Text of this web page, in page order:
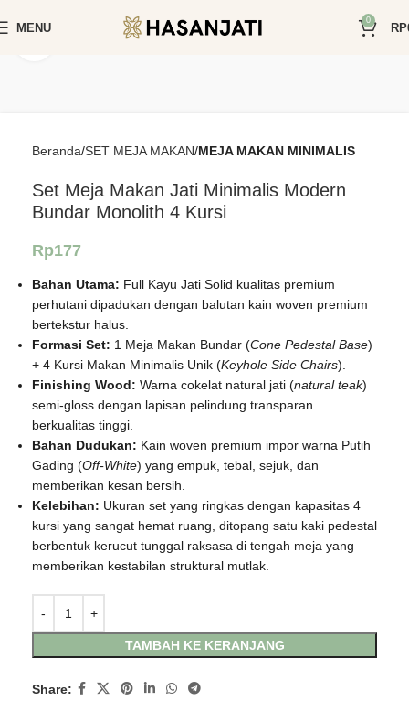
MENU
0
RP
Click to enlarge
Beranda SET MEJA MAKAN MEJA MAKAN MINIMALIS
Set Meja Makan Jati Minimalis Modern
Bundar Monolith 4 Kursi
Rp177
Bahan Utama: Full Kayu Jati Solid kualitas premium
perhutani dipadukan dengan balutan kain woven premium
bertekstur halus.
Formasi Set: 1 Meja Makan Bundar (Cone Pedestal Base)
+ 4 Kursi Makan Minimalis Unik (Keyhole Side Chairs).
Finishing Wood: Warna cokelat natural jati (natural teak)
semi-gloss dengan lapisan pelindung transparan
berkualitas tinggi.
Bahan Dudukan: Kain woven premium impor warna Putih
Gading (Off-White) yang empuk, tebal, sejuk, dan
memberikan kesan bersih.
Kelebihan: Ukuran set yang ringkas dengan kapasitas 4
kursi yang sangat hemat ruang, ditopang satu kaki pedestal
berbentuk kerucut tunggal raksasa di tengah meja yang
memberikan kestabilan struktural mutlak.
TAMBAH KE KERANJANG
Share: